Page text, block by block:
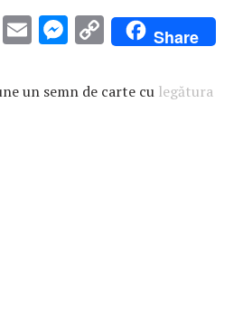
Li E
ai
M
se
C
o
p
Share
un semn de carte cu legătura